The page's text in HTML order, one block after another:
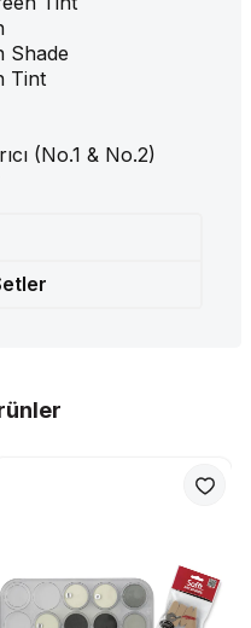
Shade
Tint
(No.1 & No.2)